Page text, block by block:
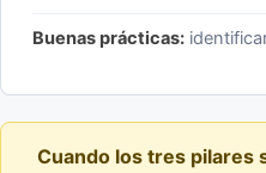
Buenas prácticas:
Cuando los tres pilares